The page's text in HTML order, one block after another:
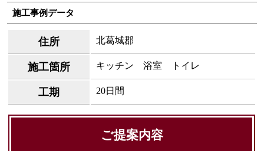
施工事例データ
住所 北葛城郡
施工箇所 キッチン 浴室 トイレ
工期 20日間
ご提案内容